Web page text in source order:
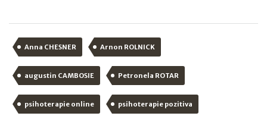
Anna CHESNER Arnon ROLNICK
augustin CAMBOSIE Petronela ROTAR
psihoterapie online psihoterapie pozitiva